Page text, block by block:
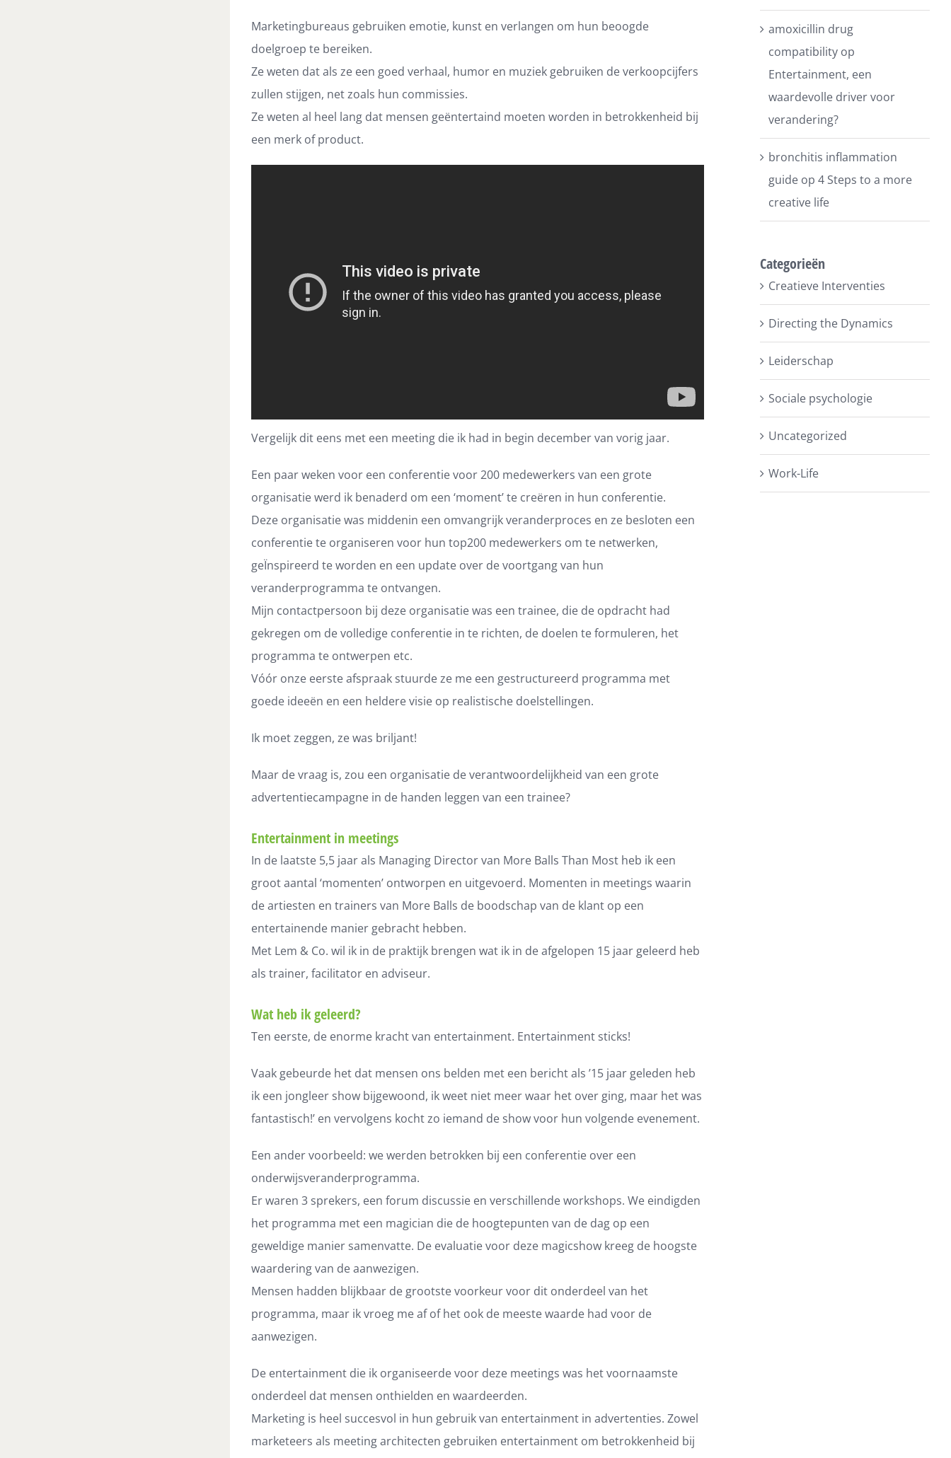
Marketingbureaus gebruiken emotie, kunst en verlangen om hun beoogde
doelgroep te bereiken.
Ze weten dat als ze een goed verhaal, humor en muziek gebruiken de verkoopcijfers
zullen stijgen, net zoals hun commissies.
Ze weten al heel lang dat mensen geëntertaind moeten worden in betrokkenheid bij
een merk of product.
Vergelijk dit eens met een meeting die ik had in begin december van vorig jaar.
Een paar weken voor een conferentie voor 200 medewerkers van een grote
organisatie werd ik benaderd om een ‘moment’ te creëren in hun conferentie.
Deze organisatie was middenin een omvangrijk veranderproces en ze besloten een
conferentie te organiseren voor hun top200 medewerkers om te netwerken,
geÏnspireerd te worden en een update over de voortgang van hun
veranderprogramma te ontvangen.
Mijn contactpersoon bij deze organisatie was een trainee, die de opdracht had
gekregen om de volledige conferentie in te richten, de doelen te formuleren, het
programma te ontwerpen etc.
Vóór onze eerste afspraak stuurde ze me een gestructureerd programma met
goede ideeën en een heldere visie op realistische doelstellingen.
Ik moet zeggen, ze was briljant!
Maar de vraag is, zou een organisatie de verantwoordelijkheid van een grote
advertentiecampagne in de handen leggen van een trainee?
Entertainment in meetings
In de laatste 5,5 jaar als Managing Director van More Balls Than Most heb ik een
groot aantal ‘momenten’ ontworpen en uitgevoerd. Momenten in meetings waarin
de artiesten en trainers van More Balls de boodschap van de klant op een
entertainende manier gebracht hebben.
Met Lem & Co. wil ik in de praktijk brengen wat ik in de afgelopen 15 jaar geleerd heb
als trainer, facilitator en adviseur.
Wat heb ik geleerd?
Ten eerste, de enorme kracht van entertainment. Entertainment sticks!
Vaak gebeurde het dat mensen ons belden met een bericht als ’15 jaar geleden heb
ik een jongleer show bijgewoond, ik weet niet meer waar het over ging, maar het was
fantastisch!’ en vervolgens kocht zo iemand de show voor hun volgende evenement.
Een ander voorbeeld: we werden betrokken bij een conferentie over een
onderwijsveranderprogramma.
Er waren 3 sprekers, een forum discussie en verschillende workshops. We eindigden
het programma met een magician die de hoogtepunten van de dag op een
geweldige manier samenvatte. De evaluatie voor deze magicshow kreeg de hoogste
waardering van de aanwezigen.
Mensen hadden blijkbaar de grootste voorkeur voor dit onderdeel van het
programma, maar ik vroeg me af of het ook de meeste waarde had voor de
aanwezigen.
De entertainment die ik organiseerde voor deze meetings was het voornaamste
onderdeel dat mensen onthielden en waardeerden.
Marketing is heel succesvol in hun gebruik van entertainment in advertenties. Zowel
marketeers als meeting architecten gebruiken entertainment om betrokkenheid bij
amoxicillin drug
compatibility op
Entertainment, een
waardevolle driver voor
verandering?
bronchitis inflammation
guide op4 Steps to a more
creative life
Categorieën
Creatieve Interventies
Directing the Dynamics
Leiderschap
Sociale psychologie
Uncategorized
Work-Life